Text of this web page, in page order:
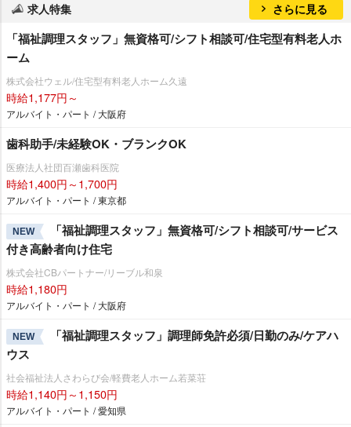
求人特集 さらに見る
「福祉調理スタッフ」無資格可/シフト相談可/住宅型有料老人ホ
ーム
株式会社ウェル/住宅型有料老人ホーム久遠
時給1,177円～
アルバイト・パート / 大阪府
歯科助手/未経験OK・ブランクOK
医療法人社団百瀬歯科医院
時給1,400円～1,700円
アルバイト・パート / 東京都
NEW
「福祉調理スタッフ」無資格可/シフト相談可/サービス
付き高齢者向け住宅
株式会社CBパートナー/リーブル和泉
時給1,180円
アルバイト・パート / 大阪府
NEW
「福祉調理スタッフ」調理師免許必須/日勤のみ/ケアハ
ウス
社会福祉法人さわらび会/軽費老人ホーム若菜荘
時給1,140円～1,150円
アルバイト・パート / 愛知県